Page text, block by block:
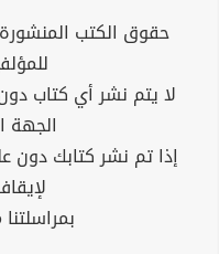
حقوق الكتب
لا يتم نشر أي كتاب
الجهة
إذا تم نشر كتابك دون